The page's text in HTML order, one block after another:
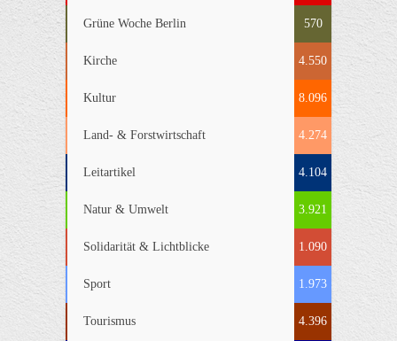
Grüne Woche Berlin 570
Kirche 4.550
Kultur 8.096
Land- & Forstwirtschaft 4.274
Leitartikel 4.104
Natur & Umwelt 3.921
Solidarität & Lichtblicke 1.090
Sport 1.973
Tourismus 4.396